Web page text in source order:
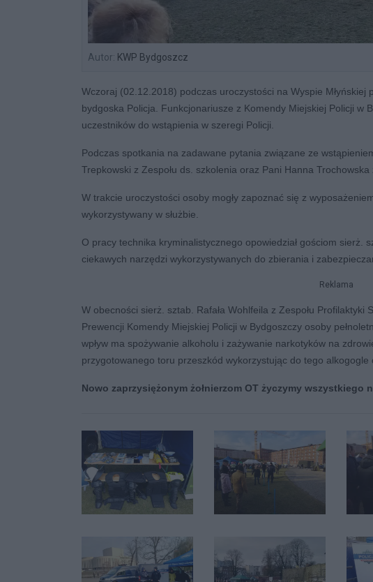
Autor: KWP Bydgoszcz
Wczoraj (02.12.2018) podczas uroczystości na Wyspie Młyńskiej
bydgoska Policja. Funkcjonariusze z Komendy Miejskiej Policji w
uczestników do wstąpienia w szeregi Policji.
Podczas spotkania na zadawane pytania związane ze
Trepkowski z Zespołu ds. szkolenia oraz Pani Hanna
W trakcie uroczystości osoby mogły zapoznać się z
wykorzystywany w służbie.
O pracy technika kryminalistycznego opowiedział gościom sierż.
ciekawych narzędzi wykorzystywanych do zbierania i
Reklama
W obecności sierż. sztab. Rafała Wohlfeila z Zespołu Profilaktyki
Prewencji Komendy Miejskiej Policji w Bydgoszczy osoby
wpływ ma spożywanie alkoholu i zażywanie narkotyków na
przygotowanego toru przeszkód wykorzystując do tego alkogogle
Nowo zaprzysiężonym żołnierzom OT życzymy wszystkiego